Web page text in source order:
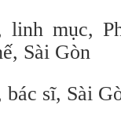
linh mục,
Sài Gòn
sĩ, Sài